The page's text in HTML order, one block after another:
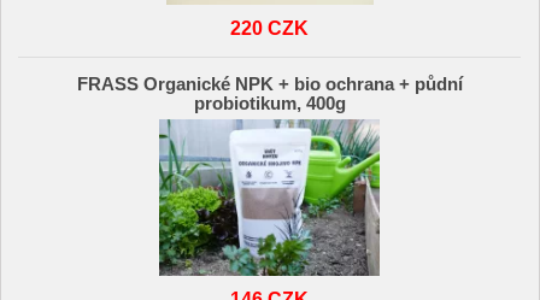
220 CZK
FRASS Organické NPK + bio ochrana + půdní
probiotikum, 400g